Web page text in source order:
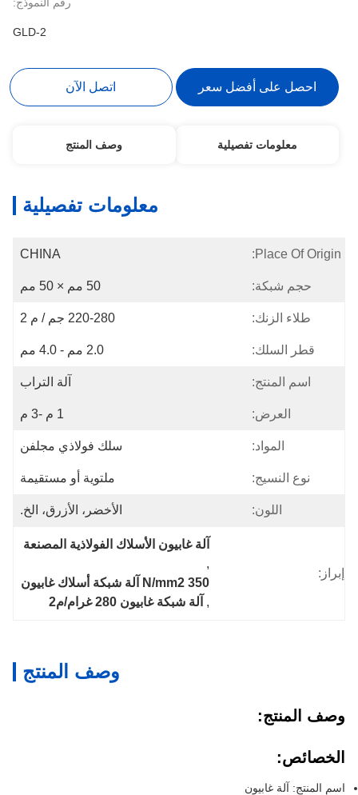
GLD-2
احصل على أفضل سعر اتصل الآن
معلومات تفصيلية وصف المنتج
معلومات تفصيلية
Place Of Origin:
CHINA
حجم شبكة: 50 مم × 50 مم
طلاء الزنك: 220-280 جم / م 2
قطر السلك: 2.0 مم - 4.0 مم
اسم المنتج: آلة التراب
العرض: 1 م -3 م
المواد: سلك فولاذي مجلفن
نوع النسيج: ملتوية أو مستقيمة
اللون: الأخضر، الأزرق، الخ.
إبراز:
آلة غابيون الأسلاك الفولاذية المصنعة
,
350 N/mm2 آلة شبكة أسلاك غابيون
, آلة شبكة غابيون 280 غرام/م2
وصف المنتج
وصف المنتج:
الخصائص:
اسم المنتج: آلة غابيون